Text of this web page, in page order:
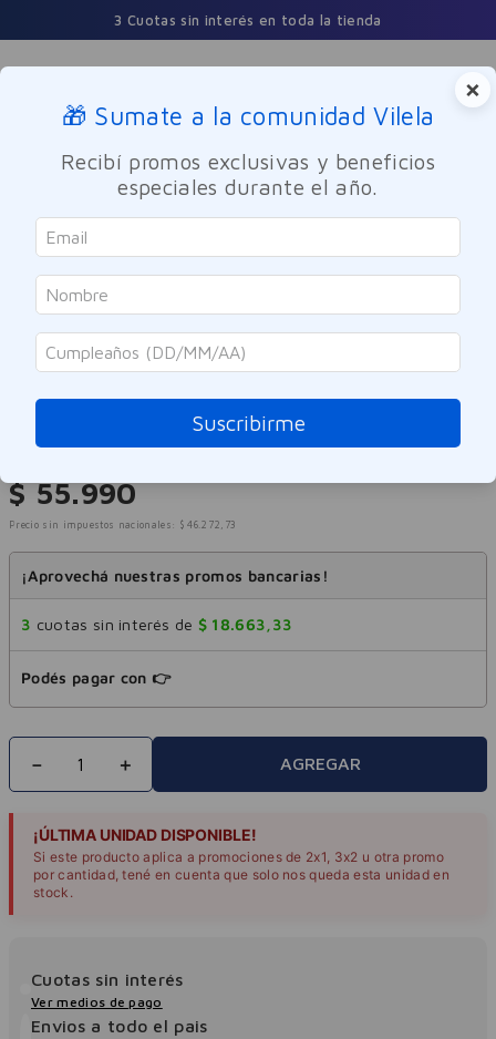
3 Cuotas sin interés en toda la tienda
Buscar
Perfumes y Fragancias Mujeres
Cher
Cher Dieciocho Elixir Parfum
100ml
Referencia:-318842
$ 55.990
Precio sin impuestos nacionales: $ 46.272 , 73
¡Aprovechá nuestras promos bancarias!
3 cuotas sin interés de $ 18.663, 33
Podés pagar con 👉
＋
－ AGREGAR
¡ÚLTIMA UNIDAD DISPONIBLE!
Si este producto aplica a promociones de 2x1, 3x2 u otra promo
por cantidad, tené en cuenta que solo nos queda esta unidad en
stock.
Cuotas sin interés
Ver medios de pago
Envios a todo el pais
×
🎁 Sumate a la comunidad Vilela
Recibí promos exclusivas y beneficios
especiales durante el año.
Suscribirme